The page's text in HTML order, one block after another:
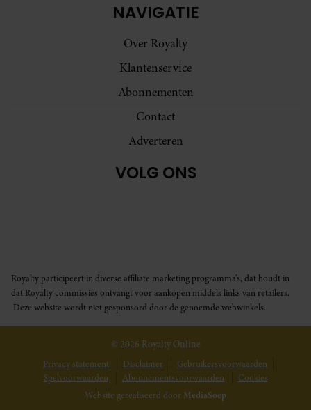
NAVIGATIE
Over Royalty
Klantenservice
Abonnementen
Contact
Adverteren
VOLG ONS
Royalty participeert in diverse affiliate marketing programma’s, dat houdt in
dat Royalty commissies ontvangt voor aankopen middels links van retailers.
Deze website wordt niet gesponsord door de genoemde webwinkels.
© 2026 Royalty Online
Privacy statement Disclaimer
Gebruikersvoorwaarden
Spelvoorwaarden
Abonnementsvoorwaarden
Cookies
Website gerealiseerd door MediaSoep